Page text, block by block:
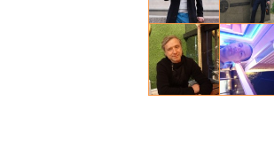
Ю р и й,